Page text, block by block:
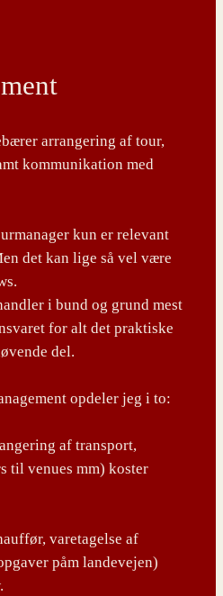
arrangering af tour,
kommunikation med
kun er relevant
det kan lige så vel være
i bund og grund mest
for alt det praktiske
del.
opdeler jeg i to:
af transport,
til venues mm) koster
varetagelse af
påm landevejen)